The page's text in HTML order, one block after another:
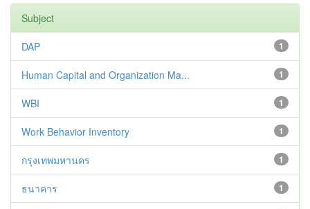
Subject
1
DAP
1
Human Capital and Organization Ma...
1
WBI
1
Work Behavior Inventory
1
กรุงเทพมหานคร
1
ธนาคาร